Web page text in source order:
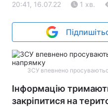
20:41, 16.07.22 1 хв.
ЗСУ впевнено
Інформацію
закріпитися на